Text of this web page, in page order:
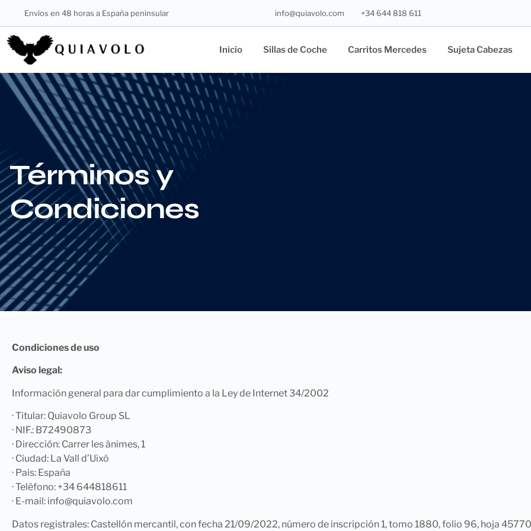
Envíos en 48 horas a España peninsular info@quiavolo.com +34 644 818 611
Inicio Sillas de Coche Carritos Mercedes Sujeta Cabezas
Términos y
Condiciones
Condiciones de uso
Aviso legal:
Información general para dar cumplimiento a la Ley de Internet 34/2002
· Titular: Quiavolo Group SL
· NIF.: B72490873
· Dirección: Carrer les ànimes, 1
· Ciudad: La Vall d’Uixó
· Pais: España
· Teléfono: +34 644818611
· E-mail: info@quiavolo.com
Datos registrales: Castellón mercantil, con fecha 21/09/2022, número de inscripción 1, tomo 1880, folio 96, hoja 45770